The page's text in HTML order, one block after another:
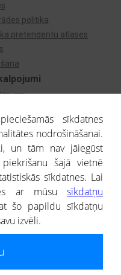
uzņēmumiem
politika
pretendentu atlases
raksturs, un tai nav
sīkdatnes
nodrošināšanai.
un tām nav jāiegūst
šajā vietnē
sīkdatnes. Lai
ar mūsu sīkdatņu
šo papildu sīkdatņu
izvēli.